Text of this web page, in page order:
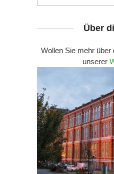
Über
Wollen Sie mehr über
unserer